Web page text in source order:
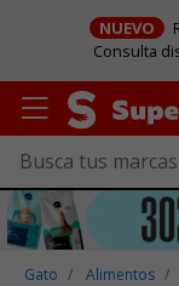
NUEVO
Consulta
Gato Alimentos